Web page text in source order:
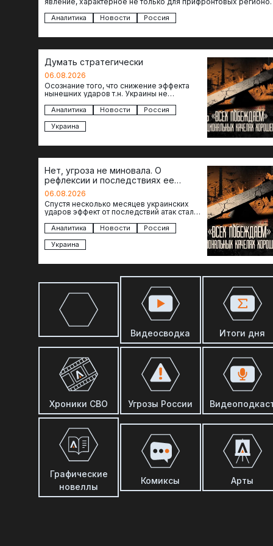
Аналитика Новости Россия
Думать стратегически
06.08.2026
Осознание того, что снижение эффекта
нынешних ударов т.н. Украины не
— повод задаться вопросом: что делать…
Аналитика Новости
Россия
Украина
Нет, угроза не миновала. О
рефлексии и последствиях ее
отсутствия
06.08.2026
Спустя несколько месяцев украинских
ударов эффект от последствий атак стал
коллапса розничной торговли не…
Аналитика Новости
Россия
Украина
Видеосводка Итоги дня
Хроники СВО Угрозы России
Графические
новеллы
Комиксы Арты